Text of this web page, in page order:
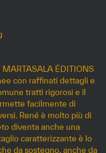
ÉDITIONS
con raffinati dettagli e
tratti rigorosi e il
facilmente di
René è molto più di
diventa anche una
caratterizzante è lo
da sostegno, anche da